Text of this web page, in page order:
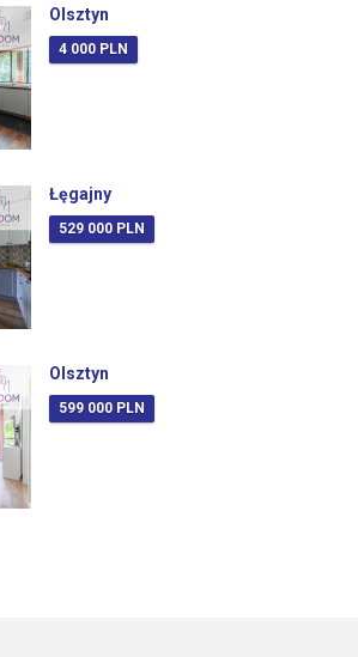
Olsztyn
4 000 PLN
Łęgajny
529 000 PLN
Olsztyn
599 000 PLN